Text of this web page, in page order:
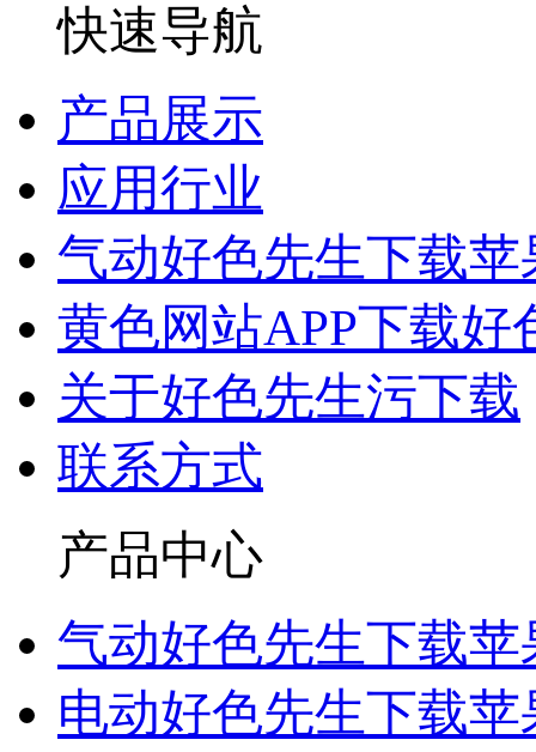
快速导航
产品展示
应用行业
气动好色先生下载
黄色网站APP下载好
关于好色先生污下载
联系方式
产品中心
气动好色先生下载
电动好色先生下载